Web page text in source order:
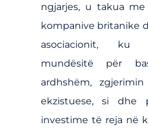
ngjarjes, u takua
kompanive britanike
asociacionit, ku
mundësitë për
ardhshëm,
ekzistuese, si dhe
investime të reja në